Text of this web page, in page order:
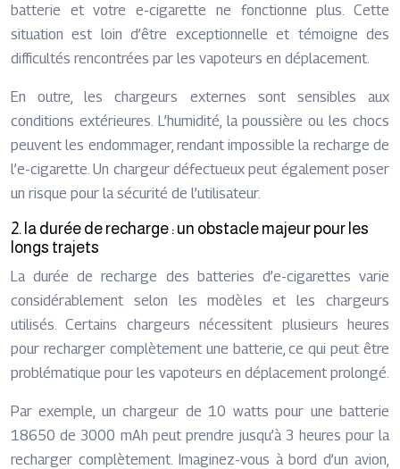
batterie et votre e-cigarette ne fonctionne plus. Cette
situation est loin d’être exceptionnelle et témoigne des
difficultés rencontrées par les vapoteurs en déplacement.
En outre, les chargeurs externes sont sensibles aux
conditions extérieures. L’humidité, la poussière ou les chocs
peuvent les endommager, rendant impossible la recharge de
l’e-cigarette. Un chargeur défectueux peut également poser
un risque pour la sécurité de l’utilisateur.
2. la durée de recharge : un obstacle majeur pour les
longs trajets
La durée de recharge des batteries d’e-cigarettes varie
considérablement selon les modèles et les chargeurs
utilisés. Certains chargeurs nécessitent plusieurs heures
pour recharger complètement une batterie, ce qui peut être
problématique pour les vapoteurs en déplacement prolongé.
Par exemple, un chargeur de 10 watts pour une batterie
18650 de 3000 mAh peut prendre jusqu’à 3 heures pour la
recharger complètement. Imaginez-vous à bord d’un avion,